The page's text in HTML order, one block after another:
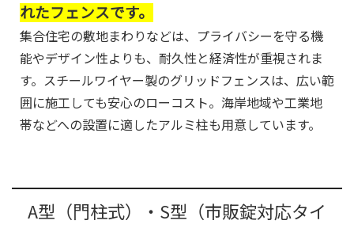
れたフェンスです。
集合住宅の敷地まわりなどは、プライバシーを守る機
能やデザイン性よりも、耐久性と経済性が重視されま
す。スチールワイヤー製のグリッドフェンスは、広い範
囲に施工しても安心のローコスト。海岸地域や工業地
帯などへの設置に適したアルミ柱も用意しています。
A型（門柱式）・S型（市販錠対応タイ